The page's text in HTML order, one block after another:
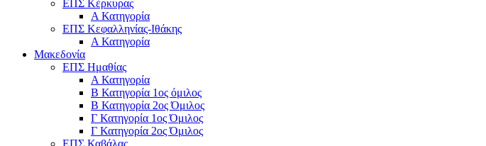
ΕΠΣ Κέρκυρας
A Κατηγορία
ΕΠΣ Κεφαλληνίας-Ιθάκης
Α Κατηγορία
Μακεδονία
ΕΠΣ Ημαθίας
Α Κατηγορία
Β Κατηγορία 1ος όμιλος
Β Κατηγορία 2ος Όμιλος
Γ Κατηγορία 1ος Όμιλος
Γ Κατηγορία 2ος Όμιλος
ΕΠΣ Καβάλας